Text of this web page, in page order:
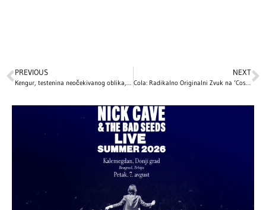
PREVIOUS
Kengur, testenina neočekivanog oblika, komad sira…: Ovo su NAJBIZARNIJI božićni pokloni slavnih, a 1 je posebno zapanjujuć!
NEXT
Cola: Radikalno Originalni Zvuk na ‘Cost of Living Adjustment’